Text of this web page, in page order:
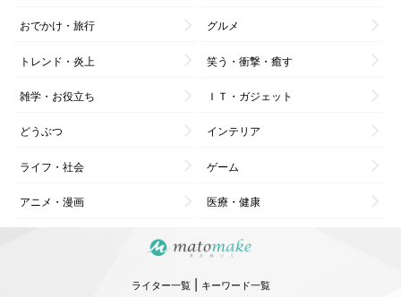
おでかけ・旅行 グルメ
トレンド・炎上 笑う・衝撃・癒す
雑学・お役立ち ＩＴ・ガジェット
どうぶつ インテリア
ライフ・社会 ゲーム
アニメ・漫画 医療・健康
ライター一覧| キーワード一覧